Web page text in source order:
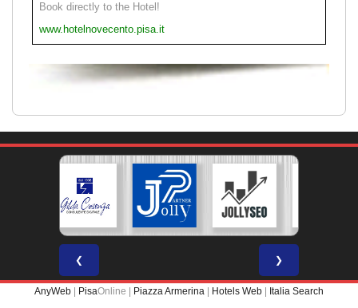
Book directly to the Hotel!
www.hotelnovecento.pisa.it
❮ ❯
AnyWeb PisaOnline | Piazza Armerina Hotels Web Italia Search